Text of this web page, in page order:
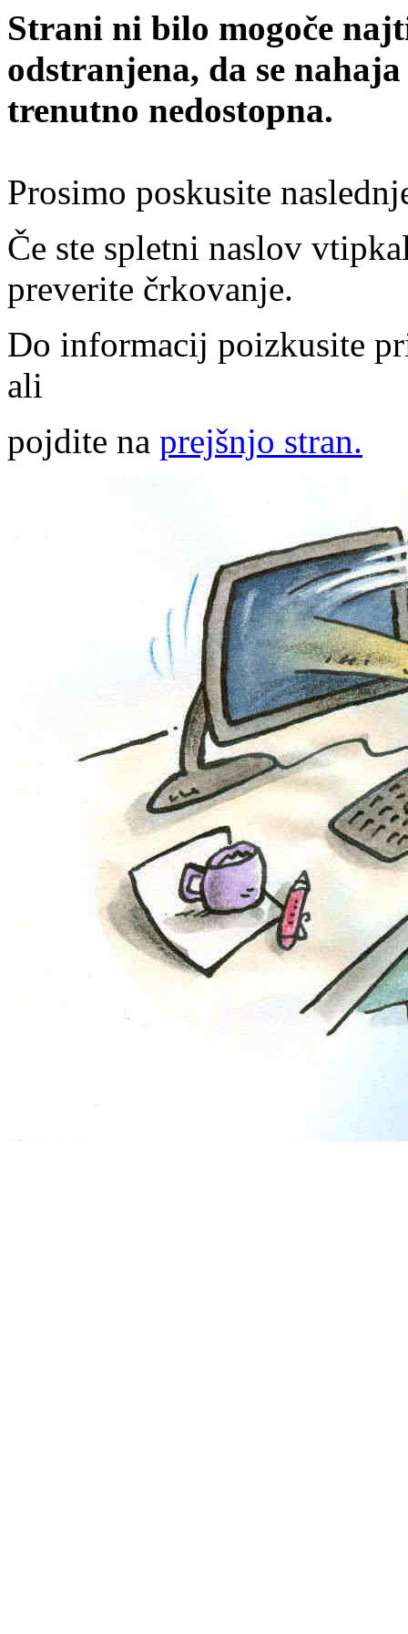
Strani ni bilo mogoče
odstranjena, da se
trenutno nedostopna.
Prosimo poskusite
Če ste spletni naslov
preverite črkovanje.
Do informacij poizkusite
ali
pojdite na prejšnjo stran.